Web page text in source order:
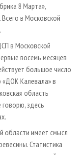
8 Марта»,
Всего в Московской
в Московской
восемь месяцев
большое число
«ДОК Калевала» в
область
здесь
области имеет смысл
Статистика